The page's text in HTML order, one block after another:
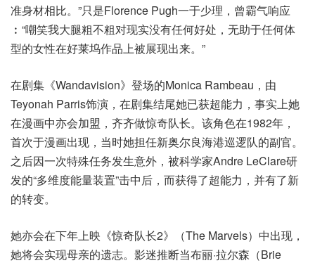
准身材相比。”只是Florence Pugh一于少理，曾霸气响应
︰“嘲笑我大腿粗不粗对现实没有任何好处，无助于任何体
型的女性在好莱坞作品上被展现出来。”
在剧集《Wandavision》登场的Monica Rambeau，由
Teyonah Parris饰演，在剧集结尾她已获超能力，事实上她
在漫画中亦会加盟，齐齐做惊奇队长。该角色在1982年，
首次于漫画出现，当时她担任新奥尔良海港巡逻队的副官。
之后因一次特殊任务发生意外，被科学家Andre LeClare研
发的“多维度能量装置”击中后，而获得了超能力，并有了新
的转变。
她亦会在下年上映《惊奇队长2》（The Marvels）中出现，
她将会实现母亲的遗志。影迷推断当布丽·拉尔森（Brie